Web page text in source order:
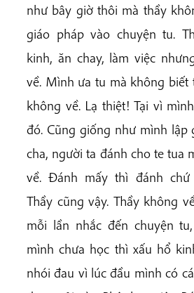
như bây giờ thôi mà thầy
giáo pháp vào chuyện tu.
kinh, ăn chay, làm việc
về. Mình ưa tu mà không
không về. Lạ thiệt! Tại vì
đó. Cũng giống như mình lập
cha, người ta đánh cho te tua
về. Đánh mấy thì đánh
Thầy cũng vậy. Thầy không
mỗi lần nhắc đến chuyện
mình chưa học thì xấu hổ
nhói đau vì lúc đầu mình có